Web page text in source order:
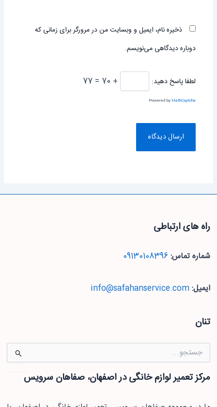
ذخیره نام، ایمیل و وبسایت من در مرورگر برای زمانی که
دوباره دیدگاهی می‌نویسم.
لطفا پاسخ دهید: + 70 = 77
Powered by MathCaptcha
راه های ارتباطی
شماره تماس:09130108396
ایمیل:info@safahanservice.com
تنان
جستجو
برای:
مرکز تعمیر لوازم خانگی در اصفهان، صفاهان سرویس